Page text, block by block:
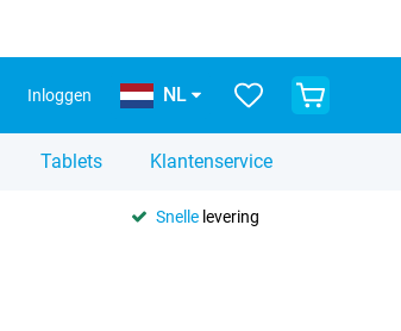
Inloggen NL
Tablets Klantenservice
Snellelevering